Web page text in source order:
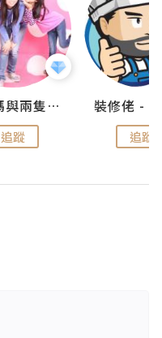
儍媽媽與兩隻小魔怪之家
追蹤 追蹤